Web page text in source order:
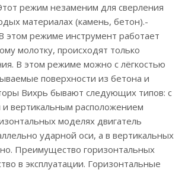
режим незаменим для сверления
материалах (камень, бетон).-
этом режиме инструмент работает
молотку, происходят только
В этом режиме можно с лёгкостью
поверхности из бетона и
Вихрь бывают следующих типов: с
вертикальным расположением
моделях двигатель
ударной оси, а в вертикальных
Преимущество горизонтальных
в эксплуатации. Горизонтальные